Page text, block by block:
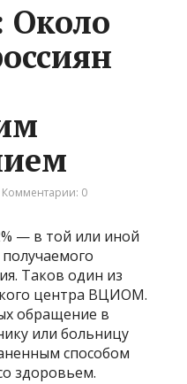
Комментарии: 0
— в той или иной
Таков один из
центра ВЦИОМ.
обращение в
или больницу
способом
здоровьем.